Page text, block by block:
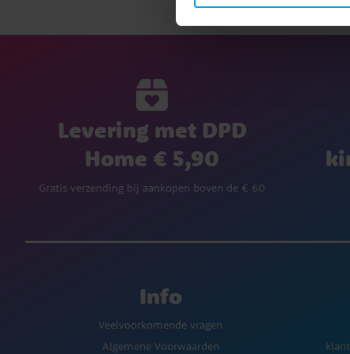
Levering met DPD
Home € 5,90
Gratis verzending bij aankopen boven de € 60
Info
Veelvoorkomende vragen
Algemene Voorwaarden